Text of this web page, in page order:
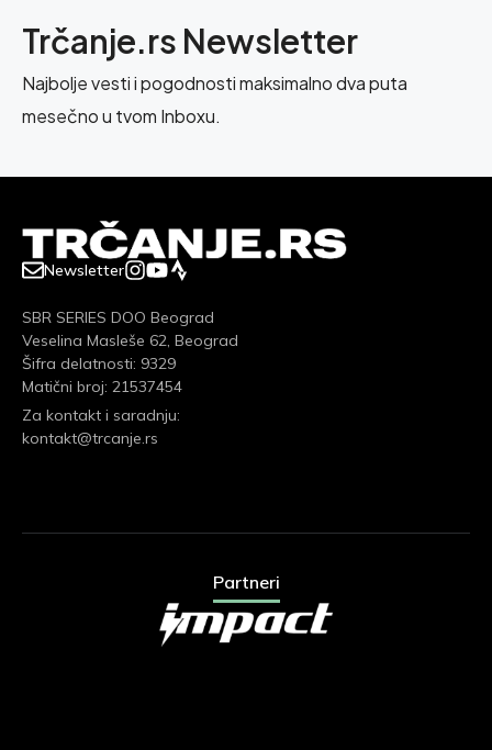
Trčanje.rs Newsletter
Najbolje vesti i pogodnosti maksimalno dva puta
mesečno u tvom Inboxu.
Newsletter
SBR SERIES DOO Beograd
Veselina Masleše 62, Beograd
Šifra delatnosti: 9329
Matični broj: 21537454
Za kontakt i saradnju:
kontakt@trcanje.rs
Partneri